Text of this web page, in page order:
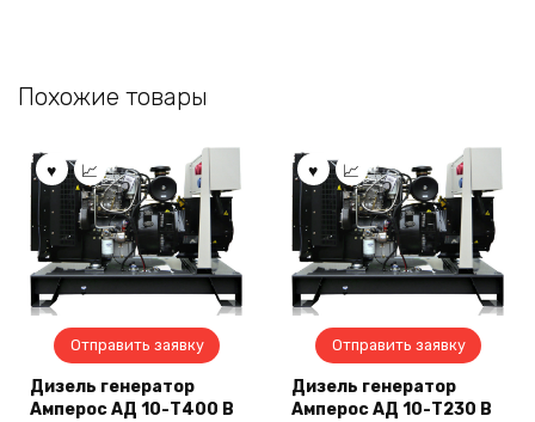
Похожие товары
Отправить заявку
Дизель генератор
Амперос АД 10-Т400 B
Отправить заявку
Дизель генератор
Амперос АД 10-Т230 B